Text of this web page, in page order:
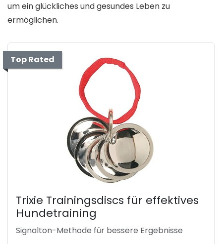
um ein glückliches und gesundes Leben zu
ermöglichen.
Top Rated
Trixie Trainingsdiscs für effektives
Hundetraining
Signalton-Methode für bessere Ergebnisse